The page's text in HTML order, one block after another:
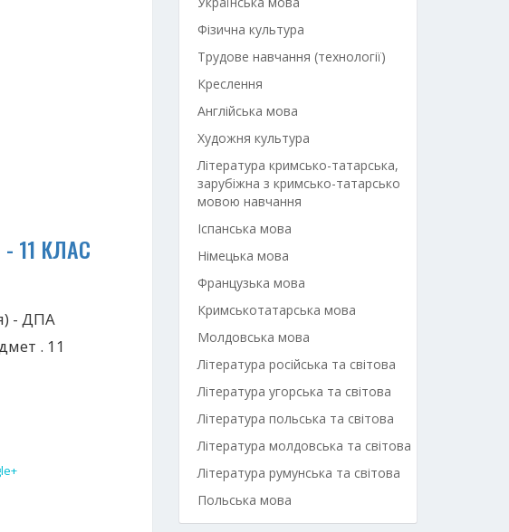
11 КЛАС
- ДПА
. 11
Фізична культура
Трудове навчання (технології)
Креслення
Англійська мова
Художня культура
Література кримсько-татарська,
зарубіжна з кримсько-татарсько
мовою навчання
Іспанська мова
Німецька мова
Французька мова
Кримськотатарська мова
Молдовська мова
Література російська та світова
Література угорська та світова
Література польська та світова
Література молдовська та світова
Література румунська та світова
Польська мова